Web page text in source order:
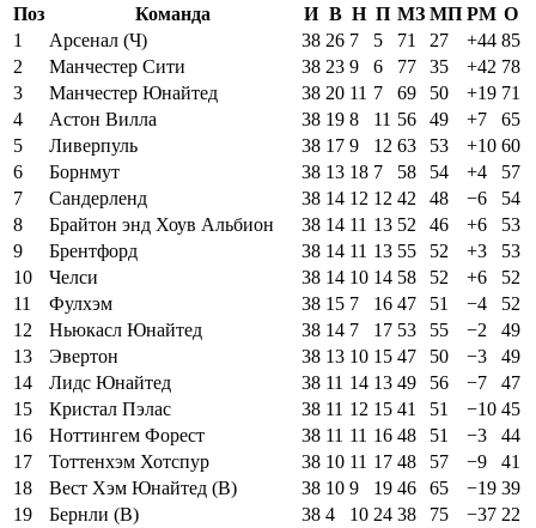
Поз
Команда И В Н П МЗ МП РМ О
1
Арсенал (Ч) 38 26 7 5 71 27 +44 85
2
Манчестер Сити 38 23 9 6 77 35 +42 78
3
Манчестер Юнайтед 38 20 11 7 69 50 +19 71
4
Астон Вилла 38 19 8 11 56 49 +7
65
5
Ливерпуль 38 17 9 12 63 53 +10 60
6
Борнмут 38 13 18 7 58 54 +4
57
7
Сандерленд 38 14 12 12 42 48 −6
54
8
Брайтон энд Хоув Альбион 38 14 11 13 52 46 +6
53
9
Брентфорд 38 14 11 13 55 52 +3
53
10
Челси 38 14 10 14 58 52 +6
52
11
Фулхэм 38 15 7 16 47 51 −4
52
12
Ньюкасл Юнайтед 38 14 7 17 53 55 −2
49
13
Эвертон 38 13 10 15 47 50 −3
49
14
Лидс Юнайтед 38 11 14 13 49 56 −7
47
15
Кристал Пэлас 38 11 12 15 41 51 −10 45
16
Ноттингем Форест 38 11 11 16 48 51 −3
44
17
Тоттенхэм Хотспур 38 10 11 17 48 57 −9
41
18
Вест Хэм Юнайтед (В) 38 10 9 19 46 65 −19 39
19
Бернли (В) 38 4 10 24 38 75 −37 22